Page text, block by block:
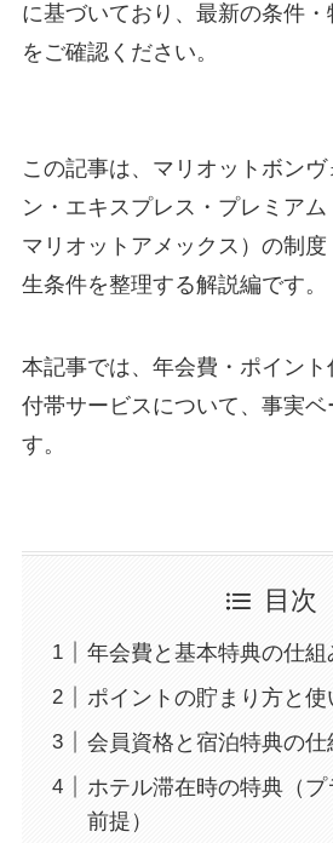
に基づいており、最新の条件・
をご確認ください。
この記事は、マリオットボン
ン・エキスプレス・プレミアム
マリオットアメックス）の制
生条件を整理する解説編です。
本記事では、年会費・ポイント
付帯サービスについて、事実ベ
す。
目次
年会費と基本特典の仕組
ポイントの貯まり方と
会員資格と宿泊特典の仕
ホテル滞在時の特典（プ
前提）